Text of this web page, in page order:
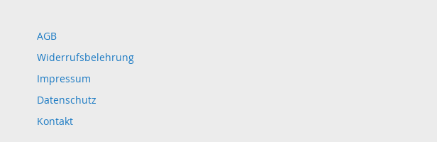
AGB
Widerrufsbelehrung
Impressum
Datenschutz
Kontakt